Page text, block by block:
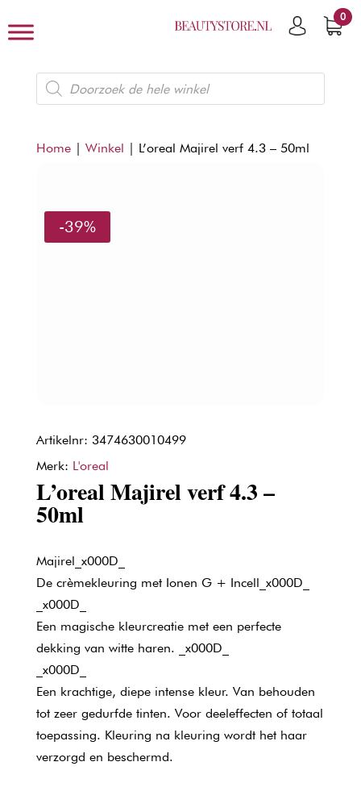
0
Producten
zoeken
Home| Winkel | L’oreal Majirel verf 4.3 – 50ml
-39%
Artikelnr: 3474630010499
Merk: L'oreal
L’oreal Majirel verf 4.3 –
50ml
Majirel_x000D_
De crèmekleuring met Ionen G + Incell_x000D_
_x000D_
Een magische kleurcreatie met een perfecte
dekking van witte haren. _x000D_
_x000D_
Een krachtige, diepe intense kleur. Van behouden
tot zeer gedurfde tinten. Voor deeleffecten of totaal
toepassing. Kleuring na kleuring wordt het haar
verzorgd en beschermd.